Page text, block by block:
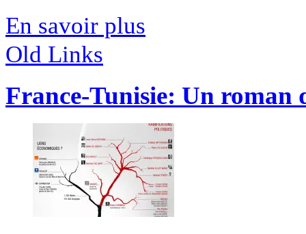
En savoir plus
Old Links
France-Tunisie: Un roman